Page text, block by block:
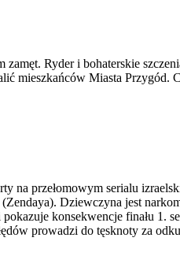
Ryder i bohaterskie
mieszkańców Miasta Przygód.
przełomowym serialu
Dziewczyna jest
konsekwencje finału 1.
prowadzi do tęsknoty za